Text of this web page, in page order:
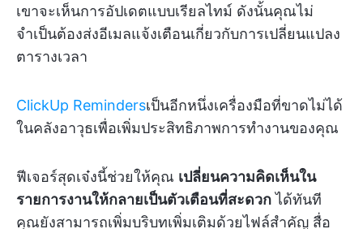
เขาจะเห็นการอัปเดตแบบเรียลไทม์ ดังนั้นคุณไม่
จำเป็นต้องส่งอีเมลแจ้งเตือนเกี่ยวกับการเปลี่ยนแปลง
ตารางเวลา
ClickUp Remindersเป็นอีกหนึ่งเครื่องมือที่ขาดไม่ได้
ในคลังอาวุธเพื่อเพิ่มประสิทธิภาพการทำงานของคุณ
ฟีเจอร์สุดเจ๋งนี้ช่วยให้คุณ เปลี่ยนความคิดเห็นใน
รายการงานให้กลายเป็นตัวเตือนที่สะดวกได้ทันที
คุณยังสามารถเพิ่มบริบทเพิ่มเติมด้วยไฟล์สำคัญ สื่อ